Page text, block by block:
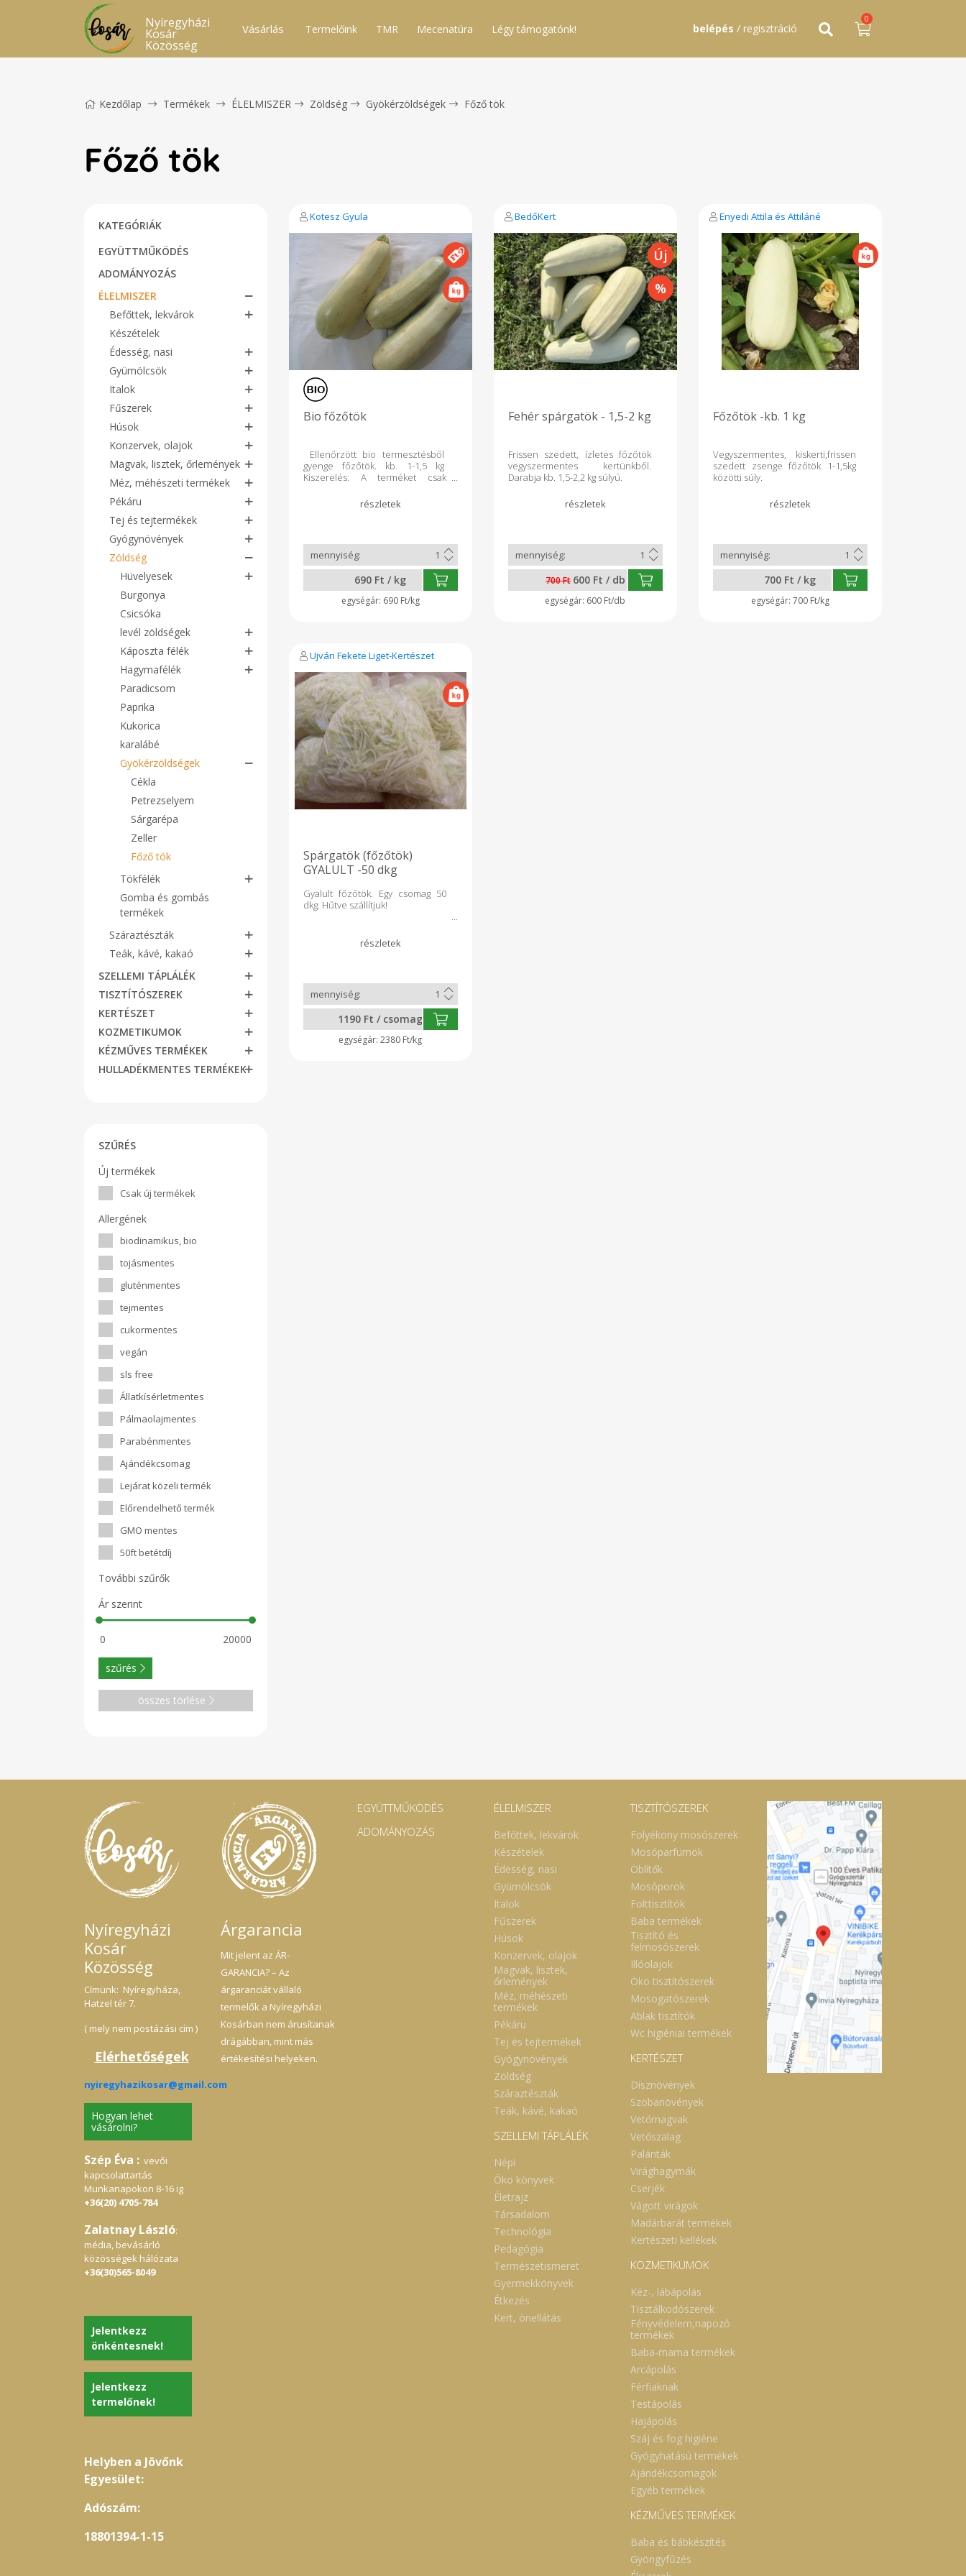
Nyíregyházi
Kosár
Közösség
Vásárlás Termelőink TMR Mecenatúra Légy támogatónk! belépés / regisztráció
0
Kezdőlap Termékek ÉLELMISZER Zöldség Gyökérzöldségek Főző tök
Főző tök
KATEGÓRIÁK
EGYÜTTMŰKÖDÉS
ADOMÁNYOZÁS
ÉLELMISZER
Befőttek, lekvárok
Készételek
Édesség, nasi
Gyümölcsök
Italok
Fűszerek
Húsok
Konzervek, olajok
Magvak, lisztek, őrlemények
Méz, méhészeti termékek
Pékáru
Tej és tejtermékek
Gyógynövények
Zöldség
Hüvelyesek
Burgonya
Csicsóka
levél zöldségek
Káposzta félék
Hagymafélék
Paradicsom
Paprika
Kukorica
karalábé
Gyökérzöldségek
Cékla
Petrezselyem
Sárgarépa
Zeller
Főző tök
Tökfélék
Gomba és gombás
termékek
Száraztészták
Teák, kávé, kakaó
SZELLEMI TÁPLÁLÉK
TISZTÍTÓSZEREK
KERTÉSZET
KOZMETIKUMOK
KÉZMŰVES TERMÉKEK
HULLADÉKMENTES TERMÉKEK
SZŰRÉS
Új termékek
Csak új termékek
Allergének
biodinamikus, bio
tojásmentes
gluténmentes
tejmentes
cukormentes
vegán
sls free
Állatkísérletmentes
Pálmaolajmentes
Parabénmentes
Ajándékcsomag
Lejárat közeli termék
Előrendelhető termék
GMO mentes
50ft betétdíj
További szűrők
Ár szerint
szűrés
összes törlése
Kotesz Gyula
Bio főzőtök
Ellenőrzött bio termesztésből
gyenge főzőtök. kb. 1-1,5 kg
Kiszerelés: A terméket csak
690 Ft / kg
690 Ft/kg
BedőKert
Fehér spárgatök - 1,5-2 kg
Frissen szedett, ízletes főzőtök
vegyszermentes kertünkből.
Darabja kb. 1,5-2,2 kg súlyú.
700 Ft 600 Ft / db
600 Ft/db
Enyedi Attila és Attiláné
Főzőtök -kb. 1 kg
Vegyszermentes, kiskerti,frissen
szedett zsenge főzőtök 1-1,5kg
közötti súly.
700 Ft / kg
700 Ft/kg
Ujvári Fekete Liget-Kertészet
Spárgatök (főzőtök)
GYALULT -50 dkg
Gyalult főzőtök. Egy csomag 50
dkg. Hűtve szállítjuk!
1190 Ft / csomag
2380 Ft/kg
Nyíregyházi
Kosár
Közösség
Címünk: Nyíregyháza,
Hatzel tér 7.
( mely nem postázási cím )
Elérhetőségek
nyiregyhazikosar@gmail.com
Hogyan lehet
vásárolni?
Szép Éva : vevői
kapcsolattartás
Munkanapokon 8-16 ig
+36(20) 4705-784
Zalatnay László:
média, bevásárló
közösségek hálózata
+36(30)565-8049
Jelentkezz
önkéntesnek!
Jelentkezz
termelőnek!
Helyben a Jövőnk
Egyesület:
Adószám:
18801394-1-15
Árgarancia
Mit jelent az ÁR-
GARANCIA? – Az
árgaranciát vállaló
termelők a Nyíregyházi
Kosárban nem árusítanak
drágábban, mint más
értékesítési helyeken.
EGYÜTTMŰKÖDÉS
ADOMÁNYOZÁS
ÉLELMISZER
Befőttek, lekvárok
Készételek
Édesség, nasi
Gyümölcsök
Italok
Fűszerek
Húsok
Konzervek, olajok
Magvak, lisztek,
őrlemények
Méz, méhészeti
termékek
Pékáru
Tej és tejtermékek
Gyógynövények
Zöldség
Száraztészták
Teák, kávé, kakaó
SZELLEMI TÁPLÁLÉK
Népi
Öko könyvek
Életrajz
Társadalom
Technológia
Pedagógia
Természetismeret
Gyermekkönyvek
Étkezés
Kert, önellátás
TISZTÍTÓSZEREK
Folyékony mosószerek
Mosóparfümök
Öblítők
Mosóporok
Folttisztítók
Baba termékek
Tisztító és
felmosószerek
Illóolajok
Öko tisztítószerek
Mosogatószerek
Ablak tisztítók
Wc higiéniai termékek
KERTÉSZET
Dísznövények
Szobanövények
Vetőmagvak
Vetőszalag
Palánták
Virághagymák
Cserjék
Vágott virágok
Madárbarát termékek
Kertészeti kellékek
KOZMETIKUMOK
Kéz-, lábápolás
Tisztálkodószerek
Fényvédelem,napozó
termékek
Baba-mama termékek
Arcápolás
Férfiaknak
Testápolás
Hajápolás
Száj és fog higiéne
Gyógyhatású termékek
Ajándékcsomagok
Egyéb termékek
KÉZMŰVES TERMÉKEK
Baba és bábkészítés
Gyöngyfűzés